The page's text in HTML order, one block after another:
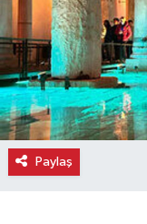
Paylaş
Gündem
Gurme
Haber
İlçe Haberleri